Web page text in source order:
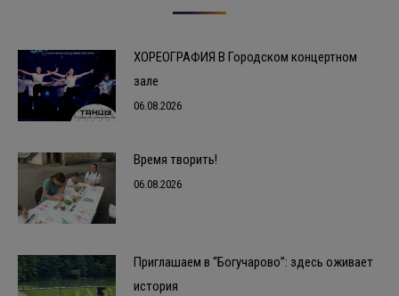
ХОРЕОГРАФИЯ В Городском концертном
зале
06.08.2026
Время творить!
06.08.2026
Приглашаем в “Богучарово”: здесь оживает
история